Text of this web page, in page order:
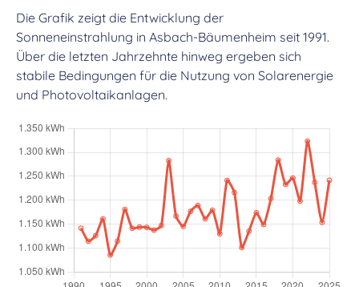
Die Grafik zeigt die Entwicklung der
Sonneneinstrahlung in Asbach-Bäumenheim seit 1991.
Über die letzten Jahrzehnte hinweg ergeben sich
stabile Bedingungen für die Nutzung von Solarenergie
und Photovoltaikanlagen.